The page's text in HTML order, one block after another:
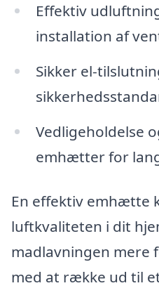
Effektiv
installation af
Sikker el-
Vedligeholdelse
emhætter for
En effektiv emhætte
luftkvaliteten i dit
madlavningen mere
med at række ud til